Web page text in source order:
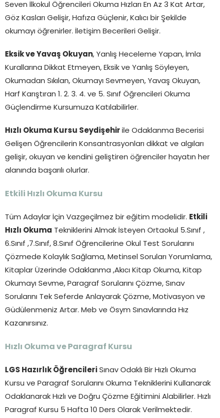
Seven İlkokul Öğrencileri Okuma Hızları En Az 3 Kat Artar,
Göz Kasları Gelişir, Hafıza Güçlenir, Kalıcı bir Şekilde
okumayı öğrenirler. İletişim Becerileri Gelişir.
Eksik ve Yavaş Okuyan, Yanlış Heceleme Yapan, İmla
Kurallarına Dikkat Etmeyen, Eksik ve Yanlış Söyleyen,
Okumadan Sıkılan, Okumayı Sevmeyen, Yavaş Okuyan,
Harf Karıştıran 1. 2. 3. 4. ve 5. Sınıf Öğrencileri Okuma
Güçlendirme Kursumuza Katılabilirler.
Hızlı Okuma Kursu Seydişehir ile Odaklanma Becerisi
Gelişen Öğrencilerin Konsantrasyonları dikkat ve algıları
gelişir, okuyan ve kendini geliştiren öğrenciler hayatın her
alanında başarılı olurlar.
Etkili Hızlı Okuma Kursu
Tüm Adaylar İçin Vazgeçilmez bir eğitim modelidir. Etkili
Hızlı Okuma Tekniklerini Almak İsteyen Ortaokul 5.Sınıf ,
6.Sınıf ,7.Sınıf, 8.Sınıf Öğrencilerine Okul Test Sorularını
Çözmede Kolaylık Sağlama, Metinsel Soruları Yorumlama,
Kitaplar Üzerinde Odaklanma ,Akıcı Kitap Okuma, Kitap
Okumayı Sevme, Paragraf Sorularını Çözme, Sınav
Sorularını Tek Seferde Anlayarak Çözme, Motivasyon ve
Güdülenmeniz Artar. Meb ve Ösym Sınavlarında Hız
Kazanırsınız.
Hızlı Okuma ve Paragraf Kursu
LGS Hazırlık Öğrencileri Sınav Odaklı Bir Hızlı Okuma
Kursu ve Paragraf Sorularını Okuma Tekniklerini Kullanarak
Odaklanarak Hızlı ve Doğru Çözme Eğitimini Alabilirler. Hızlı
Paragraf Kursu 5 Hafta 10 Ders Olarak Verilmektedir.